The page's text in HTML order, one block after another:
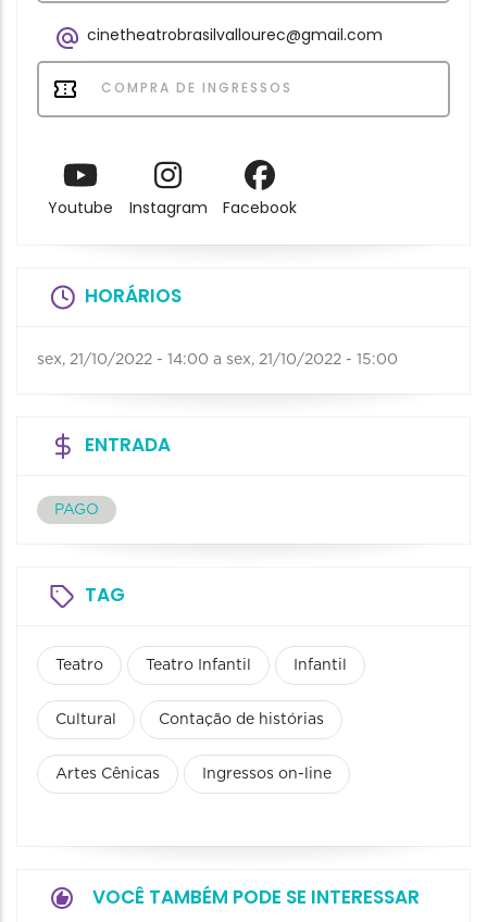
cinetheatrobrasilvallourec@gmail.com
COMPRA DE INGRESSOS
Youtube Instagram Facebook
HORÁRIOS
sex, 21/10/2022 - 14:00 a sex, 21/10/2022 - 15:00
ENTRADA
PAGO
TAG
Teatro Teatro Infantil Infantil
Cultural Contação de histórias
Artes Cênicas Ingressos on-line
VOCÊ TAMBÉM PODE SE INTERESSAR